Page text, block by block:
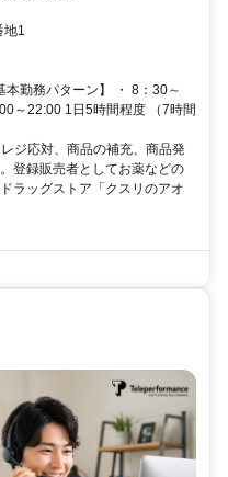
1
勤務パターン】 ・ 8：30～
～22:00 1日5時間程度 （7時間
ジ応対、商品の補充、商品発
登録販売者としてお薬などの
ラッグストア「クスリのアオ